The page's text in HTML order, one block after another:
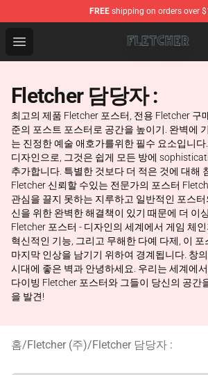
FREE shipping on orders over
Open menu
Fletcher Store - Official Fletcher
Fletcher 담당자 :
최고의 제품 Fletcher 포스터, 전용 Fletcher 구
준의 포스트 포스터로 공간을 높이기. 완벽에
는 진정한 예술 애호가를위한 필수 요소입니
디자인으로, 그것은 쉽게 모든 방에
추가합니다. 특별한 것보다 더 적은 것에 대해
Fletcher 신뢰할 수있는 전문가의 포스터
관심을 끌지 못하는 지루하고 일반적인 포스
신을 위한 완벽한 해결책이 있기 때문에 더 이
Fletcher 포스터 - 디자인의 세계에서 게임 체
혁신적인 기능, 그리고 무해한 다예 다제, 이
마지막 인상을 남기기 위하여 경계됩니다. 창
시대에 좋은 벽과 안녕하세요. 우리는 세계에
다이빙 Fletcher 포스터와 그들이 당신의 공간
을 발견!
홈/Fletcher (주)/Fletcher 담당자 :